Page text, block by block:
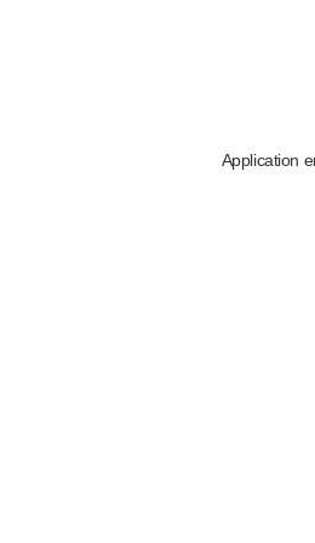
Application